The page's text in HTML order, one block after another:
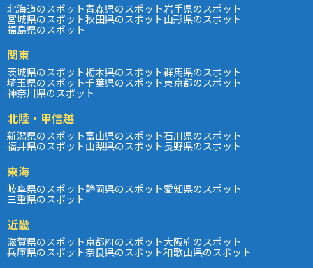
北海道のスポット青森県のスポット岩手県のスポット
宮城県のスポット秋田県のスポット山形県のスポット
福島県のスポット
関東
茨城県のスポット栃木県のスポット群馬県のスポット
埼玉県のスポット千葉県のスポット東京都のスポット
神奈川県のスポット
北陸・甲信越
新潟県のスポット富山県のスポット石川県のスポット
福井県のスポット山梨県のスポット長野県のスポット
東海
岐阜県のスポット静岡県のスポット愛知県のスポット
三重県のスポット
近畿
滋賀県のスポット京都府のスポット大阪府のスポット
兵庫県のスポット奈良県のスポット和歌山県のスポット